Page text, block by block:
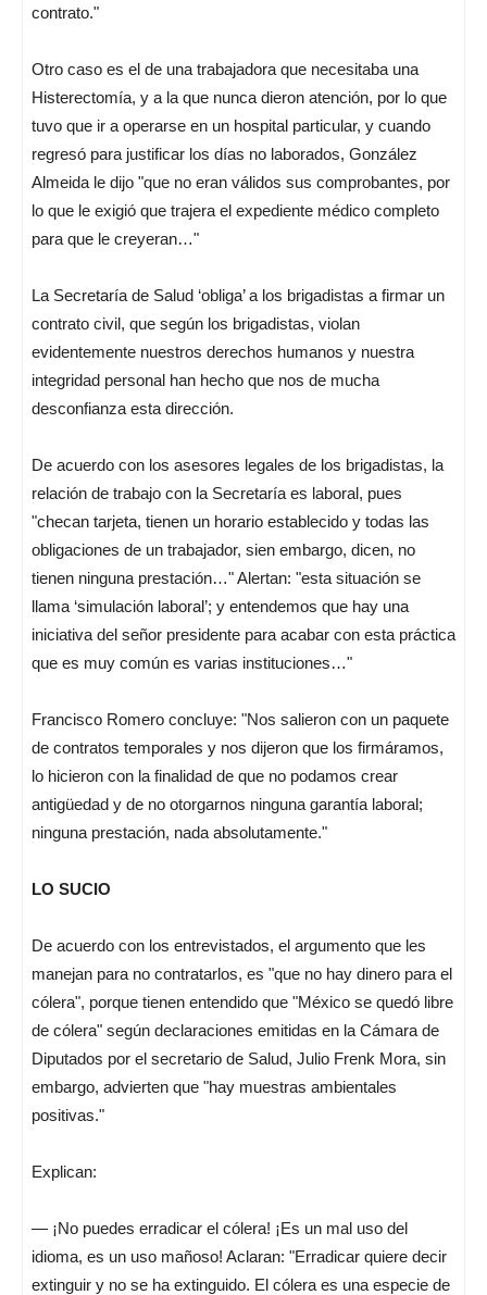
contrato."
Otro caso es el de una trabajadora que necesitaba una
Histerectomía, y a la que nunca dieron atención, por lo que
tuvo que ir a operarse en un hospital particular, y cuando
regresó para justificar los días no laborados, González
Almeida le dijo "que no eran válidos sus comprobantes, por
lo que le exigió que trajera el expediente médico completo
para que le creyeran…"
La Secretaría de Salud ‘obliga’ a los brigadistas a firmar un
contrato civil, que según los brigadistas, violan
evidentemente nuestros derechos humanos y nuestra
integridad personal han hecho que nos de mucha
desconfianza esta dirección.
De acuerdo con los asesores legales de los brigadistas, la
relación de trabajo con la Secretaría es laboral, pues
"checan tarjeta, tienen un horario establecido y todas las
obligaciones de un trabajador, sien embargo, dicen, no
tienen ninguna prestación…" Alertan: "esta situación se
llama ‘simulación laboral’; y entendemos que hay una
iniciativa del señor presidente para acabar con esta práctica
que es muy común es varias instituciones…"
Francisco Romero concluye: "Nos salieron con un paquete
de contratos temporales y nos dijeron que los firmáramos,
lo hicieron con la finalidad de que no podamos crear
antigüedad y de no otorgarnos ninguna garantía laboral;
ninguna prestación, nada absolutamente."
LO SUCIO
De acuerdo con los entrevistados, el argumento que les
manejan para no contratarlos, es "que no hay dinero para el
cólera", porque tienen entendido que "México se quedó libre
de cólera" según declaraciones emitidas en la Cámara de
Diputados por el secretario de Salud, Julio Frenk Mora, sin
embargo, advierten que "hay muestras ambientales
positivas."
Explican:
— ¡No puedes erradicar el cólera! ¡Es un mal uso del
idioma, es un uso mañoso! Aclaran: "Erradicar quiere decir
extinguir y no se ha extinguido. El cólera es una especie de